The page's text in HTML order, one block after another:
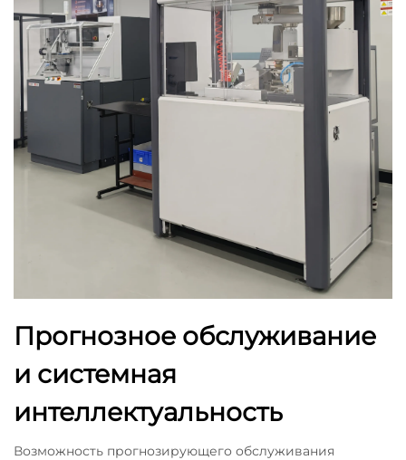
Прогнозное обслуживание
и системная
интеллектуальность
Возможность прогнозирующего обслуживания